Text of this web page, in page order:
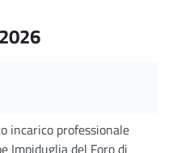
incarico professionale
Impiduglia del Foro di